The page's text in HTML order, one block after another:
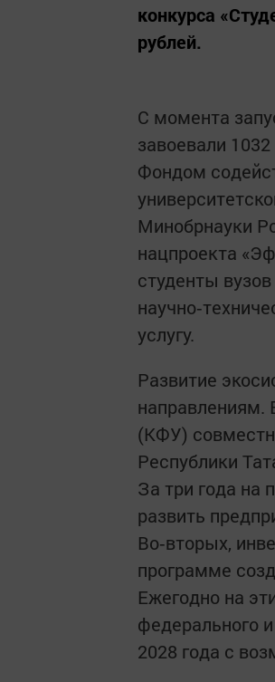
конкурса
рублей.
С момента
завоевали
Фондом
Минобрнауки
нацпроекта
студенты
услугу.
Развитие
направлениям.
(КФУ)
Республики
За три года на
развить
Во‑вторых,
программе
Ежегодно на
федерального
2028 года с